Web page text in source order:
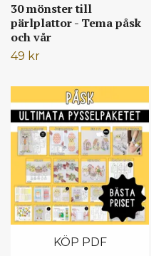
30 mönster till
pärlplattor - Tema påsk
och vår
49 kr
KÖP PDF